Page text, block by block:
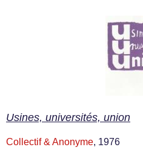
Usines, universités, union
Collectif & Anonyme, 1976